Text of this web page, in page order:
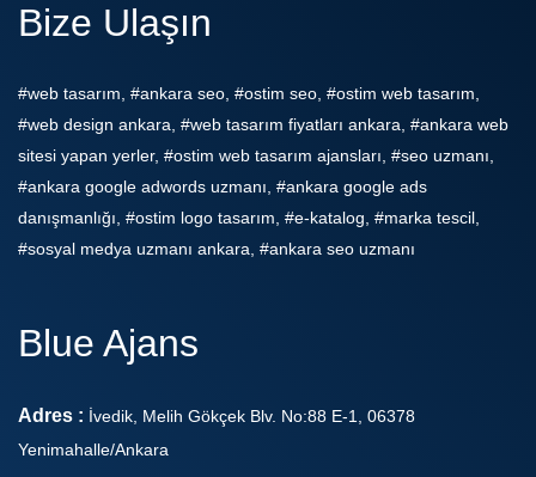
Bize Ulaşın
#web tasarım, #ankara seo, #ostim seo, #ostim web tasarım,
#web design ankara, #web tasarım fiyatları ankara, #ankara web
sitesi yapan yerler, #ostim web tasarım ajansları, #seo uzmanı,
#ankara google adwords uzmanı, #ankara google ads
danışmanlığı, #ostim logo tasarım, #e-katalog, #marka tescil,
#sosyal medya uzmanı ankara, #ankara seo uzmanı
Blue Ajans
Adres : İvedik, Melih Gökçek Blv. No:88 E-1, 06378
Yenimahalle/Ankara